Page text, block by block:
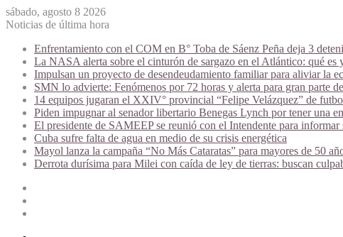
sábado, agosto 8 2026
Noticias de última hora
Enfrentamiento con el COM en B° Toba de Sáenz Peña deja 3
La NASA alerta sobre el cinturón de sargazo en el Atlántico: qué es
Impulsan un proyecto de desendeudamiento familiar para aliviar la
SMN lo advierte: Fenómenos por 72 horas y alerta para gran parte
14 equipos jugaran el XXIV° provincial “Felipe Velázquez” de
Piden impugnar al senador libertario Benegas Lynch por tener una
El presidente de SAMEEP se reunió con el Intendente para
Cuba sufre falta de agua en medio de su crisis energética
Mayol lanza la campaña “No Más Cataratas” para mayores de 50
Derrota durísima para Milei con caída de ley de tierras: buscan